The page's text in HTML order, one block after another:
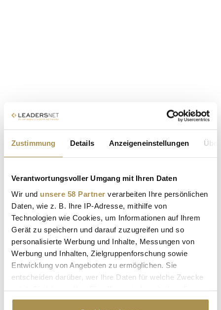
Zustimmung Details Anzeigeneinstellungen
Verantwortungsvoller Umgang mit Ihren Daten
Wir und unsere 58 Partner verarbeiten Ihre persönlichen
Daten, wie z. B. Ihre IP-Adresse, mithilfe von
Technologien wie Cookies, um Informationen auf Ihrem
Gerät zu speichern und darauf zuzugreifen und so
personalisierte Werbung und Inhalte, Messungen von
Werbung und Inhalten, Zielgruppenforschung sowie
Entwicklung von Angeboten zu ermöglichen. Sie
entscheiden darüber, wer Ihre Daten für welche Zwecke
Cookie-Erklärung oder durch Klicken auf das Privacy